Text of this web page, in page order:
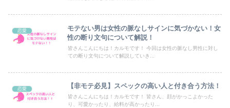
恋愛
モテない男は女性の脈なしサインに気づかない！女
性の断り文句について解説！
皆さんこんにちは！カルモです！ 今回は女性の脈なし男性に対し
ての断り文句について解説していき...
恋愛 【非モテ必見】スペックの高い人と付き合う方法！
皆さんこんにちは！カルモです！ 皆さん、顔がかっこよかった
り、可愛かったり、給料が高かったり...